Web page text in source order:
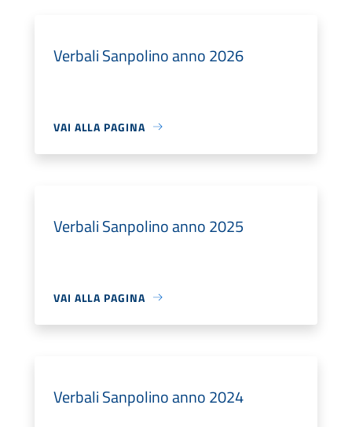
Verbali Sanpolino anno 2026
VAI ALLA PAGINA
Verbali Sanpolino anno 2025
VAI ALLA PAGINA
Verbali Sanpolino anno 2024